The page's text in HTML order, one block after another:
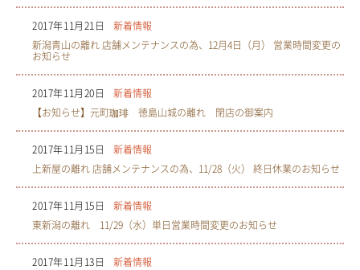
2017年11月21日
新着情報
新潟青山の離れ 店舗メンテナンスの為、12月4日（月） 営業時間変更の
お知らせ
2017年11月20日
新着情報
【お知らせ】元町珈琲 徳島山城の離れ 閉店の御案内
2017年11月15日
新着情報
上新屋の離れ 店舗メンテナンスの為、11/28（火） 終日休業のお知らせ
2017年11月15日
新着情報
東新潟の離れ 11/29（水）単日営業時間変更のお知らせ
2017年11月13日
新着情報